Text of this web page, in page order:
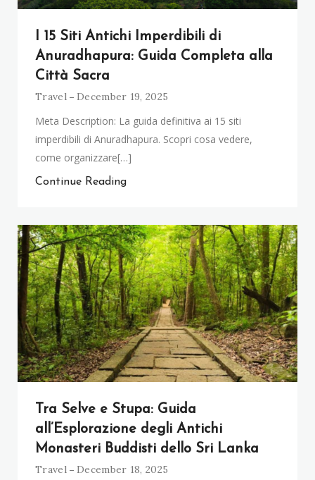
I 15 Siti Antichi Imperdibili di
Anuradhapura: Guida Completa alla
Città Sacra
Travel December 19, 2025
Meta Description: La guida definitiva ai 15 siti
imperdibili di Anuradhapura. Scopri cosa vedere,
come organizzare[…]
Continue Reading
Tra Selve e Stupa: Guida
all’Esplorazione degli Antichi
Monasteri Buddisti dello Sri Lanka
Travel December 18, 2025